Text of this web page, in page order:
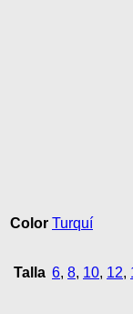
Color Turquí
Talla 6, 8, 10, 12,